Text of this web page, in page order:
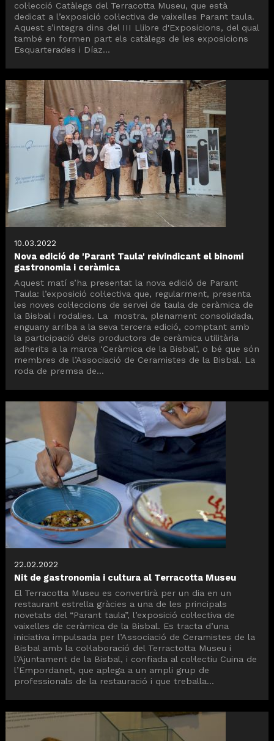
col·lecció Catàlegs del Terracotta Museu, que està
dedicat a l’exposició col·lectiva de vaixelles Parant taula.
Aquest s’integra dins del III Llibre d'Exposicions, del qual
també en formen part els catàlegs de les exposicions
Esquarterades i Díaz...
10.03.2022
Nova edició de 'Parant Taula' reivindicant el binomi
gastronomia i ceràmica
Aquest matí s’ha presentat la nova edició de Parant
Taula: l’exposició col·lectiva que, regularment, presenta
les noves col·leccions de servei de taula de ceràmica de
la Bisbal i rodalies. La mostra, plenament consolidada,
enguany arriba a la seva tercera edició, comptant amb
la participació dels productors de ceràmica utilitària
adherits a la marca ‘Ceràmica de la Bisbal’, o bé que són
membres de l’Associació de Ceramistes de la Bisbal. La
roda de premsa de...
22.02.2022
Nit de gastronomia i cultura al Terracotta Museu
El Terracotta Museu es convertirà per un dia en un
restaurant estrella gràcies a una de les principals
novetats del “Parant taula”, l’exposició col·lectiva de
vaixelles de ceràmica de la Bisbal. Es tracta d’una
iniciativa impulsada per l’Associació de Ceramistes de la
Bisbal amb la col·laboració del Terractotta Museu i
l’Ajuntament de la Bisbal, i confiada al col·lectiu Cuina de
l’Empordanet, que aplega a un ampli grup de
professionals de la restauració i que treballa...